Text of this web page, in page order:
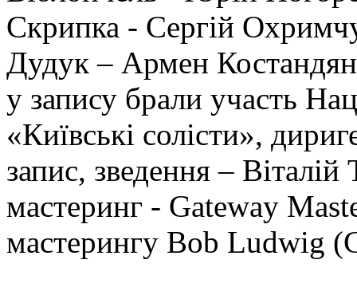
Скрипка - Сергій
Дудук – Армен Костандян
у запису брали участь
«Київські солісти»,
запис, зведення –
мастеринг - Gateway
мастерингу Bob Ludwig